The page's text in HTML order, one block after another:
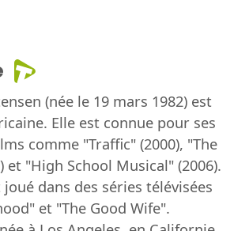
(née le 19 mars 1982) est
Elle est connue pour ses
comme "Traffic" (2000), "The
et "High School Musical" (2006).
dans des séries télévisées
et "The Good Wife".